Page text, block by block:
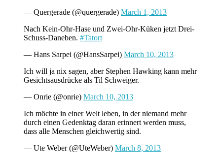
— Quergerade (@quergerade) March 1, 2013
Nach Kein-Ohr-Hase und Zwei-Ohr-Küken jetzt Drei-
Schuss-Daneben. #Tatort
— Hans Sarpei (@HansSarpei) March 10, 2013
Ich will ja nix sagen, aber Stephen Hawking kann mehr
Gesichtsausdrücke als Til Schweiger.
— Onrie (@onrie) March 10, 2013
Ich möchte in einer Welt leben, in der niemand mehr
durch einen Gedenktag daran erinnert werden muss,
dass alle Menschen gleichwertig sind.
— Ute Weber (@UteWeber) March 8, 2013